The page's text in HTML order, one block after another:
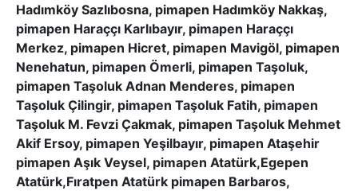
Hadımköy Sazlıbosna, pimapen Hadımköy Nakkaş,
pimapen Haraççı Karlıbayır, pimapen Haraççı
Merkez, pimapen Hicret, pimapen Mavigöl, pimapen
Nenehatun, pimapen Ömerli, pimapen Taşoluk,
pimapen Taşoluk Adnan Menderes, pimapen
Taşoluk Çilingir, pimapen Taşoluk Fatih, pimapen
Taşoluk M. Fevzi Çakmak, pimapen Taşoluk Mehmet
Akif Ersoy, pimapen Yeşilbayır, pimapen Ataşehir
pimapen Aşık Veysel, pimapen Atatürk,Egepen
Atatürk,Fıratpen Atatürk pimapen Barbaros,